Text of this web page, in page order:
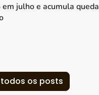
julho e acumula queda
os posts